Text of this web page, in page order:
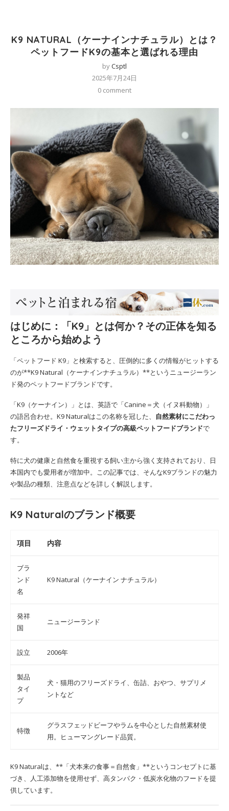
K9 NATURAL（ケーナインナチュラル）とは？
ペットフードK9の基本と選ばれる理由
byCsptl
2025年7月24日
0 comment
はじめに：「K9」とは何か？その正体を知る
ところから始めよう
「ペットフード K9」と検索すると、圧倒的に多くの情報がヒットする
のが**K9 Natural（ケーナインナチュラル）**というニュージーラン
ド発のペットフードブランドです。
「K9（ケーナイン）」とは、英語で「Canine＝犬（イヌ科動物）」
の語呂合わせ。K9 Naturalはこの名称を冠した、 自然素材にこだわっ
たフリーズドライ・ウェットタイプの高級ペットフードブランドで
す。
特に犬の健康と自然食を重視する飼い主から強く支持されており、日
本国内でも愛用者が増加中。この記事では、そんなK9ブランドの魅力
や製品の種類、注意点などを詳しく解説します。
K9 Naturalのブランド概要
項目 内容
ブラ
ンド
名
K9 Natural（ケーナイン ナチュラル）
発祥
国
ニュージーランド
設立 2006年
製品
タイ
プ
犬・猫用のフリーズドライ、缶詰、おやつ、サプリメ
ントなど
特徴
グラスフェッドビーフやラムを中心とした自然素材使
用。ヒューマングレード品質。
K9 Naturalは、**「犬本来の食事＝自然食」**というコンセプトに基
づき、人工添加物を使用せず、高タンパク・低炭水化物のフードを提
供しています。